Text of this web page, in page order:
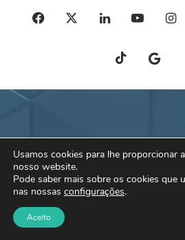
Facebook Linkedin
TikTok
Usamos cookies para lhe proporcionar
nosso website.
Pode saber mais sobre os cookies que
nas nossas configurações.
Aceito